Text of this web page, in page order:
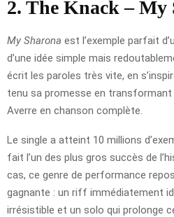
2. The Knack – My
My Sharona est l’exemple parfait
d’une idée simple mais
écrit les paroles très vite, en
tenu sa promesse en
Averre en chanson complète.
Le single a atteint 10 millions
fait l’un des plus gros succès de
cas, ce genre de performance
gagnante : un riff immédiatement
irrésistible et un solo qui prolonge